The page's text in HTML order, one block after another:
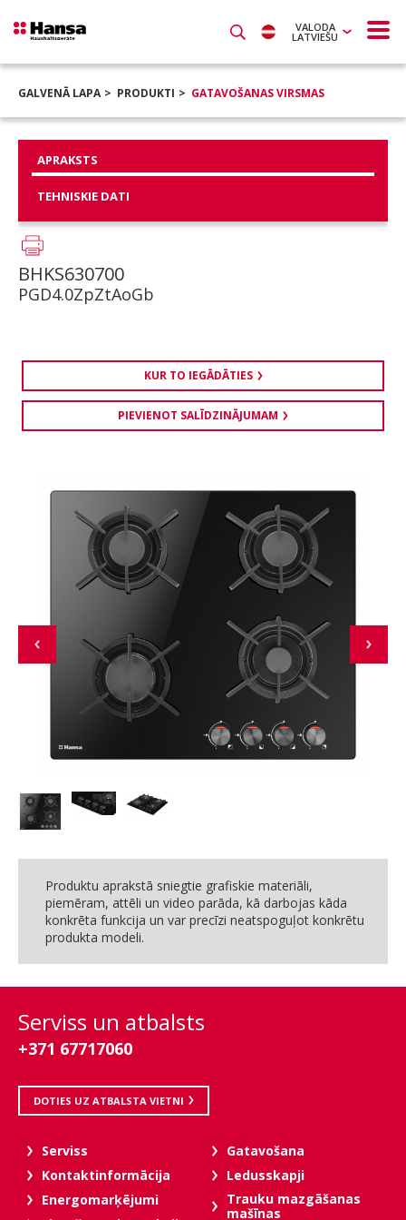
VALODA
LATVIEŠU
GALVENĀ LAPA PRODUKTI GATAVOŠANAS VIRSMAS
Produktu aprakstā sniegtie grafiskie materiāli,
piemēram, attēli un video parāda, kā darbojas kāda
konkrēta funkcija un var precīzi neatspoguļot konkrētu
produkta modeli.
APRAKSTS
TEHNISKIE DATI
BHKS630700
PGD4.0ZpZtAoGb
KUR TO IEGĀDĀTIES
PIEVIENOT SALĪDZINĀJUMAM
Serviss un atbalsts
+371 67717060
DOTIES UZ ATBALSTA VIETNI
Serviss
Kontaktinformācija
Energomarķējumi
Gatavošana
Ledusskapji
Trauku mazgāšanas
mašīnas